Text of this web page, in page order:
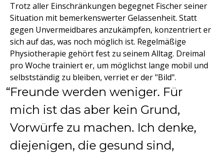
Trotz aller Einschränkungen begegnet Fischer seiner
Situation mit bemerkenswerter Gelassenheit. Statt
gegen Unvermeidbares anzukämpfen, konzentriert er
sich auf das, was noch möglich ist. Regelmäßige
Physiotherapie gehört fest zu seinem Alltag. Dreimal
pro Woche trainiert er, um möglichst lange mobil und
selbstständig zu bleiben, verriet er der "Bild".
Freunde werden weniger. Für
mich ist das aber kein Grund,
Vorwürfe zu machen. Ich denke,
diejenigen, die gesund sind,